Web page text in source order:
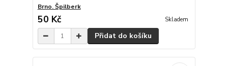
Brno. Špilberk
50 Kč Skladem
Přidat do košíku